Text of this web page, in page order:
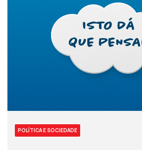
POLÍTICA E SOCIEDADE